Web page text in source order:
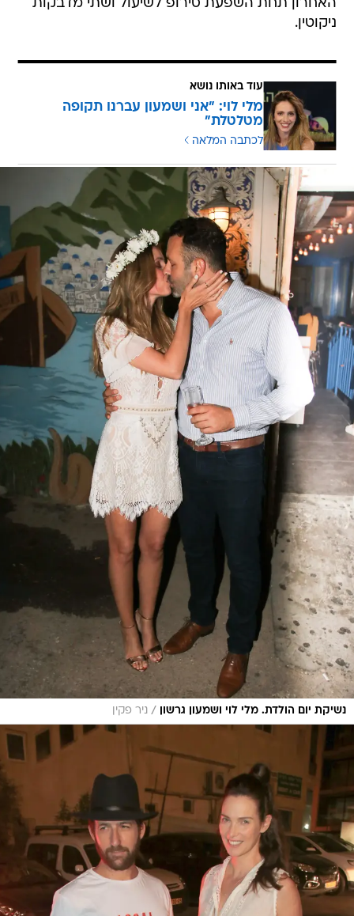
האחרון תחת השפעת סירופ לשיעול ושתי מדבקות
ניקוטין.
עוד באותו נושא
מלי לוי: "אני ושמעון עברנו תקופה
מטלטלת"
לכתבה המלאה
נשיקת יום הולדת. מלי לוי ושמעון גרשון / ניר פקין